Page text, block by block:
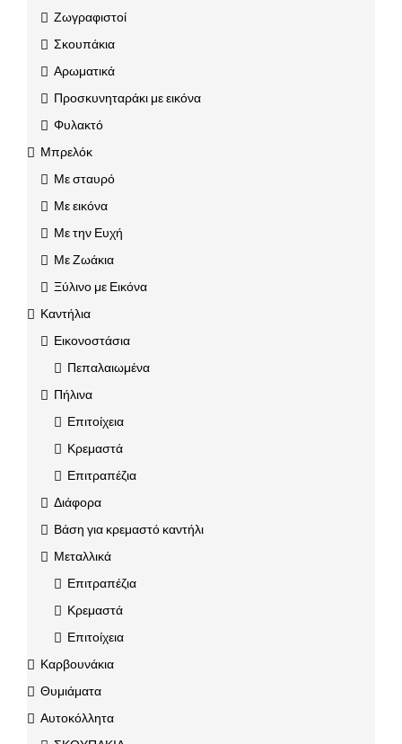
Ζωγραφιστοί
Σκουπάκια
Αρωματικά
Προσκυνηταράκι με εικόνα
Φυλακτό
Μπρελόκ
Με σταυρό
Με εικόνα
Με την Ευχή
Με Ζωάκια
Ξύλινο με Εικόνα
Καντήλια
Εικονοστάσια
Πεπαλαιωμένα
Πήλινα
Επιτοίχεια
Κρεμαστά
Επιτραπέζια
Διάφορα
Βάση για κρεμαστό καντήλι
Μεταλλικά
Επιτραπέζια
Κρεμαστά
Επιτοίχεια
Καρβουνάκια
Θυμιάματα
Αυτοκόλλητα